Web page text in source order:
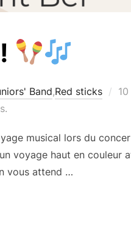
Band,Red sticks
musical lors du
voyage haut en couleur
vous attend …
ANNUEL !